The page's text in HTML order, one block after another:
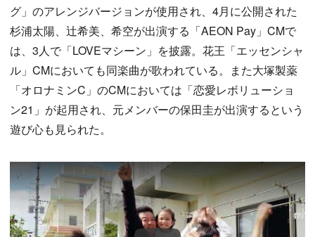
グ」のアレンジバージョンが使用され、4月に公開された
杉浦太陽、辻希美、希空が出演する「AEON Pay」CMで
は、3人で「LOVEマシーン」を披露。花王「エッセンシャ
ル」CMにおいても同楽曲が歌われている。また大塚製薬
「オロナミンC」のCMにおいては「恋愛レボリューショ
ン21」が起用され、元メンバーの保田圭が出演するという
遊び心も見られた。